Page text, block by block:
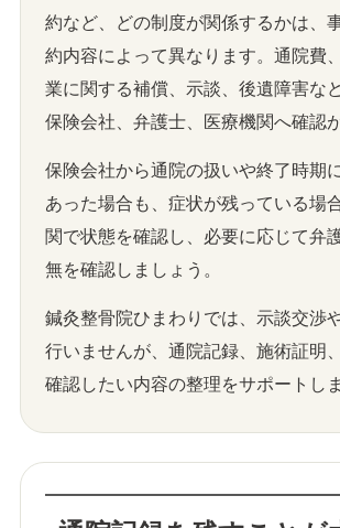
約など、どの制度が関係するかは、
約内容によって異なります。通院費
業に関する補償、示談、後遺障害な
保険会社、弁護士、医療機関へ確認
保険会社から通院の扱いや終了時期
あった場合も、症状が残っている場
関で状態を確認し、必要に応じて弁
無を確認しましょう。
鍼灸整骨院ひまわりでは、示談交渉
行いませんが、通院記録、施術証明
確認したい内容の整理をサポートしま